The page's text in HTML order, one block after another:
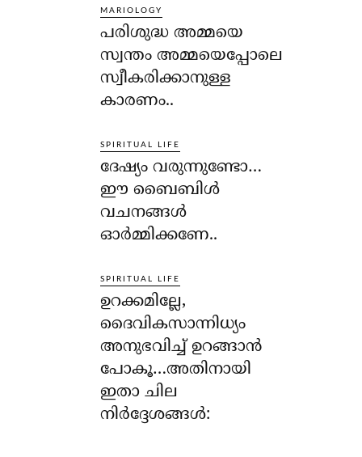
MARIOLOGY
പരിശുദ്ധ അമ്മയെ
സ്വന്തം അമ്മയെപ്പോലെ
സ്വീകരിക്കാനുള്ള
കാരണം..
SPIRITUAL LIFE
ദേഷ്യം വരുന്നുണ്ടോ…
ഈ ബൈബിള്‍
വചനങ്ങള്‍
ഓര്‍മ്മിക്കണേ..
SPIRITUAL LIFE
ഉറക്കമില്ലേ,
ദൈവികസാന്നിധ്യം
അനുഭവിച്ച് ഉറങ്ങാന്‍
പോകൂ…അതിനായി
ഇതാ ചില
നിര്‍ദ്ദേശങ്ങള്‍: